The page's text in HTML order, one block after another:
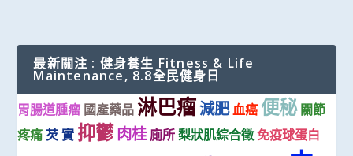
最新關注 : 健身養生 Fitness & Life
Maintenance, 8.8全民健身日
胃腸道腫瘤 國產藥品 淋巴瘤減肥血癌 便秘 關節
疼痛 芡 實 抑鬱肉桂 廁所 梨狀肌綜合徵免疫球蛋白